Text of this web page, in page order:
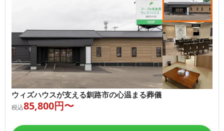
ウィズハウスが支える釧路市の心温まる葬儀
税込85,800円〜